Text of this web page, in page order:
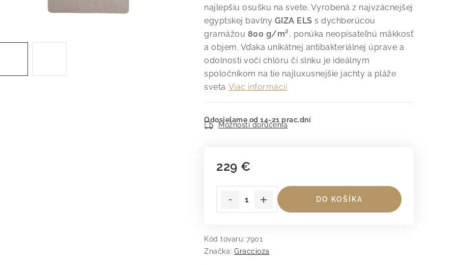
najlepšiu osušku na svete. Vyrobená z najvzácnejšej
egyptskej bavlny GIZA ELS s dychberúcou
gramážou 800 g/m², ponúka neopísateľnú mäkkosť
a objem. Vďaka unikátnej antibakteriálnej úprave a
odolnosti voči chlóru či slnku je ideálnym
spoločníkom na tie najluxusnejšie jachty a pláže
sveta Viac informácií
Odosielame od 14-21 prac.dní
Možnosti doručenia
229 €
DO KOŠÍKA
Kód tovaru: 7901
Značka: Graccioza